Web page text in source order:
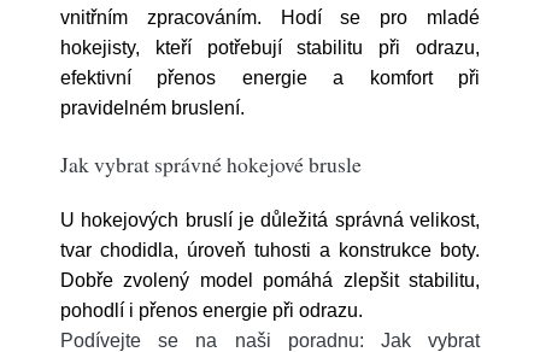
vnitřním zpracováním. Hodí se pro mladé
hokejisty, kteří potřebují stabilitu při odrazu,
efektivní přenos energie a komfort při
pravidelném bruslení.
Jak vybrat správné hokejové brusle
U hokejových bruslí je důležitá správná velikost,
tvar chodidla, úroveň tuhosti a konstrukce boty.
Dobře zvolený model pomáhá zlepšit stabilitu,
pohodlí i přenos energie při odrazu.
Podívejte se na naši poradnu: Jak vybrat